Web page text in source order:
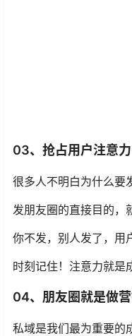
03、抢占用户注意力
很多人不明白为什么要
发朋友圈的直接目的，
你不发，别人发了，用
时刻记住！注意力就是
04、朋友圈就是做
私域是我们最为重要的